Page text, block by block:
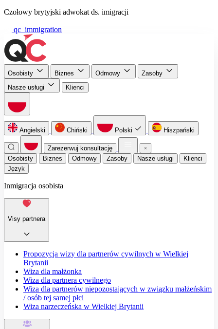
Czołowy brytyjski adwokat ds. imigracji
qc_immigration
Osobisty Biznes Odmowy
Zasoby
Nasze usługi
Klienci
Angielski Chiński Polski Hiszpański
Zarezerwuj konsultację
Osobisty
Biznes Odmowy Zasoby Nasze usługi
Klienci
Język
Inmigracja osobista
Visy partnera
Propozycja wizy dla partnerów cywilnych w Wielkiej
Brytanii
Wiza dla małżonka
Wiza dla partnera cywilnego
Wiza dla partnerów niepozostających w związku małżeńskim
/ osób tej samej płci
Wiza narzeczeńska w Wielkiej Brytanii